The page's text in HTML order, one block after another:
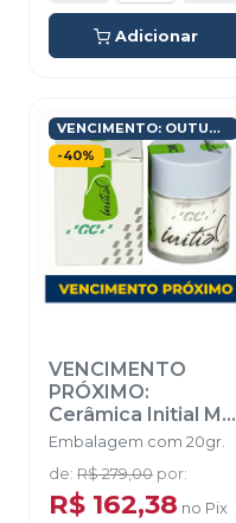
Adicionar
VENCIMENTO: OUTUBRO/2026
-40%
VENCIMENTO
PRÓXIMO:
Cerâmica Initial MC
Ceram Margim
ST31-GC
Embalagem com 20gr.
de: R$ 279,00 por:
R$ 162,38 no Pix